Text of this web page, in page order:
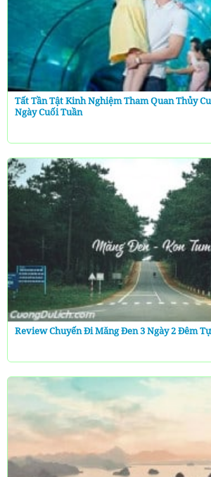
Tất Tần Tật Kinh Nghiệm Tham Quan Thủy
Ngày Cuối Tuần
Review Chuyến Đi Măng Đen 3 Ngày 2 Đêm